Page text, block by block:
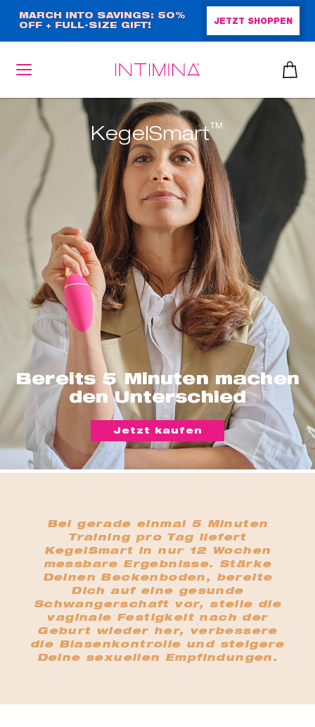
zum
Inhalt
MARCH INTO SAVINGS: 50%
OFF + FULL-SIZE GIFT!
JETZT SHOPPEN
Bereits 5 Minuten machen
den Unterschied
KegelSmart™
Jetzt kaufen
Bei gerade einmal 5 Minuten
Training pro Tag liefert
KegelSmart in nur 12 Wochen
messbare Ergebnisse. Stärke
Deinen Beckenboden, bereite
Dich auf eine gesunde
Schwangerschaft vor, stelle die
vaginale Festigkeit nach der
Geburt wieder her, verbessere
die Blasenkontrolle und steigere
Deine sexuellen Empfindungen.